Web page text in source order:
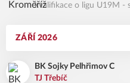
kvalifikace o ligu U19M -
ZÁŘÍ 2026
BK Sojky Pelhřimov C
TJ Třebíč